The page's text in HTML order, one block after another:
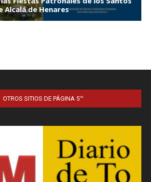
OTROS SITIOS DE PÁGINA 5™